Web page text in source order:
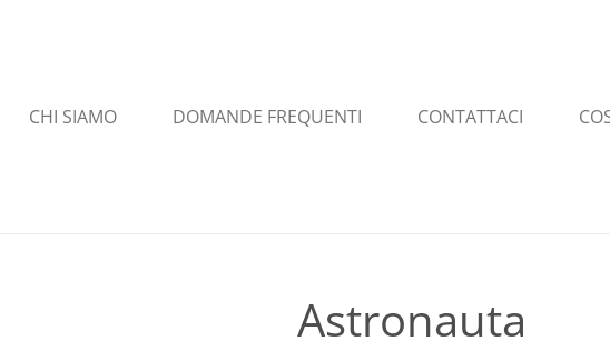
CHI SIAMO DOMANDE FREQUENTI CONTATTACI
Astronauta